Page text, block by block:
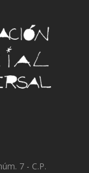
7 - C.P.